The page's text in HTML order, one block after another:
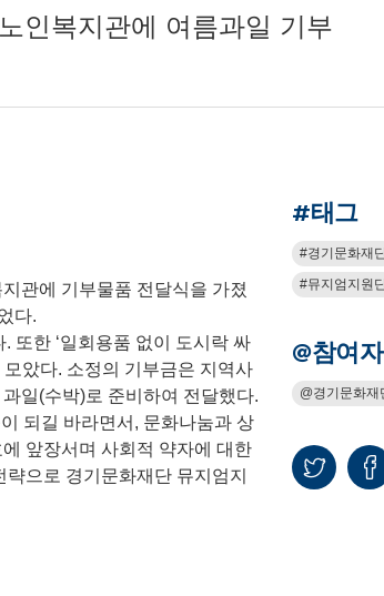
인복지관에 여름과일 기부
관에 기부물품 전달식을 가졌
다.
또한 ‘일회용품 없이 도시락 싸
았다. 소정의 기부금은 지역사
일(수박)로 준비하여 전달했다.
되길 바라면서, 문화나눔과 상
앞장서며 사회적 약자에 대한
으로 경기문화재단 뮤지엄지
#태그
경기문화재
뮤지엄지원
@참여자
경기문화재